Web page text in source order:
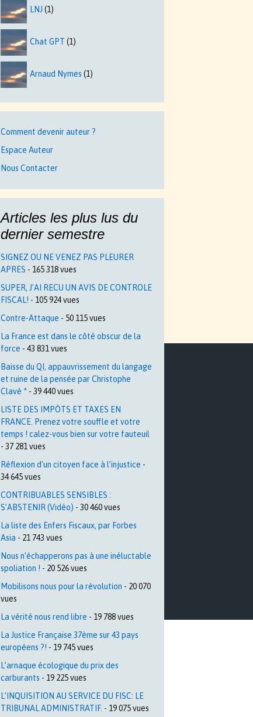
LNJ (1)
Chat GPT (1)
Arnaud Nymes (1)
Comment devenir auteur ?
Espace Auteur
Nous Contacter
Articles les plus lus du
dernier semestre
SIGNEZ OU NE VENEZ PAS PLEURER
APRES - 165 318 vues
SUPER, J’AI RECU UN AVIS DE CONTROLE
FISCAL! - 105 924 vues
Contre-Attaque - 50 115 vues
La France est dans le côté obscur de la
force - 43 831 vues
Baisse du QI, appauvrissement du langage
et ruine de la pensée par Christophe
Clavé * - 39 440 vues
LISTE DES IMPÔTS ET TAXES EN
FRANCE. Prenez votre souffle et votre
temps ! calez-vous bien sur votre fauteuil
- 37 281 vues
Réflexion d’un citoyen face à l’injustice -
34 645 vues
CONTRIBUABLES SENSIBLES :
S’ABSTENIR (Vidéo) - 30 460 vues
La liste des Enfers Fiscaux, par Forbes
Asia - 21 743 vues
Nous n’échapperons pas à une inéluctable
spoliation ! - 20 526 vues
Mobilisons nous pour la révolution - 20 070
vues
La vérité nous rend libre - 19 788 vues
La Justice Française 37ème sur 43 pays
européens ?! - 19 745 vues
L’arnaque écologique du prix des
carburants - 19 225 vues
L’INQUISITION AU SERVICE DU FISC: LE
TRIBUNAL ADMINISTRATIF. - 19 075 vues